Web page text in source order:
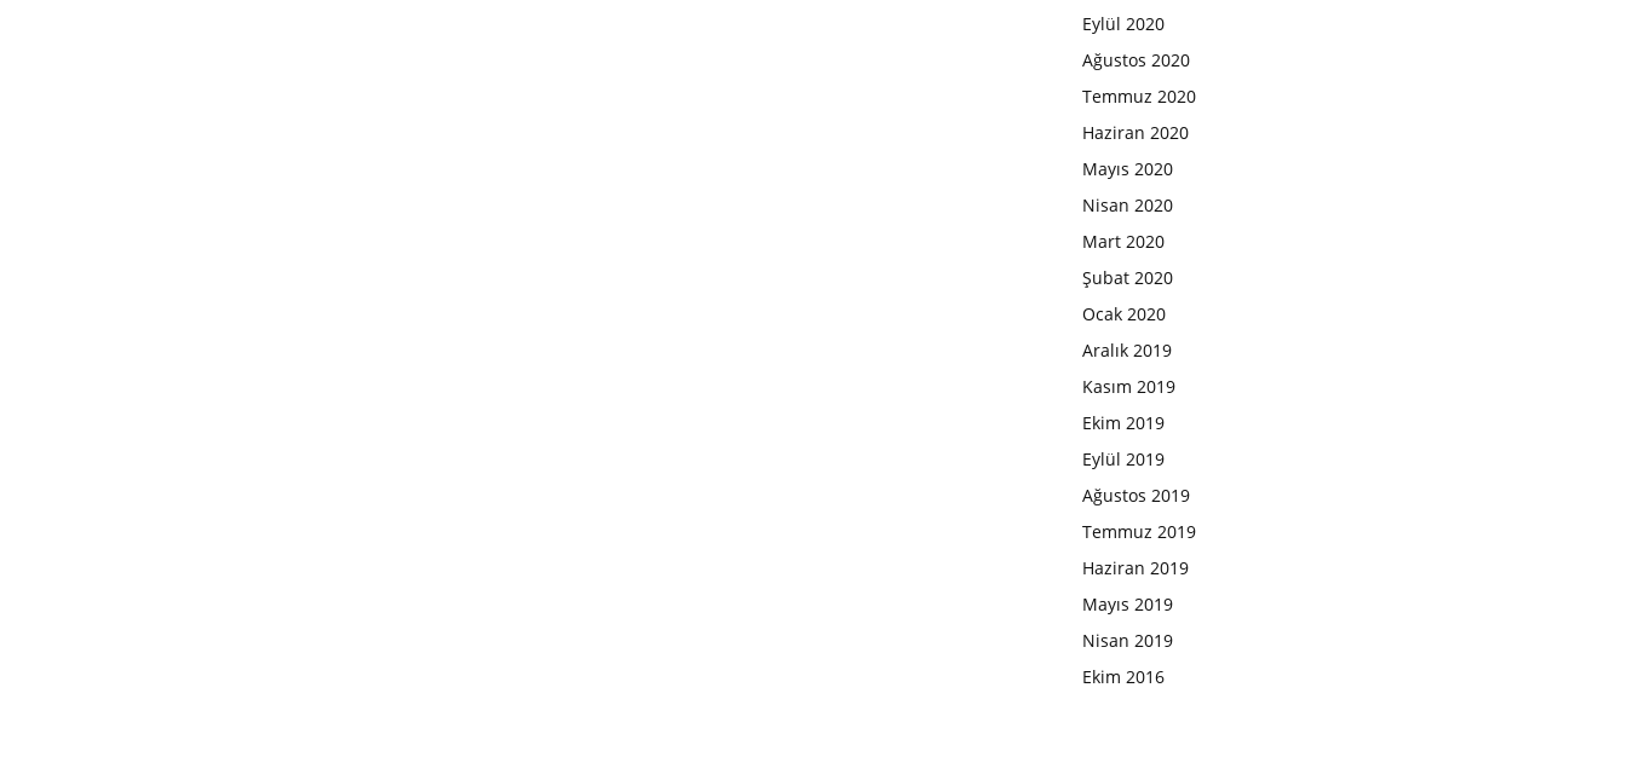
Eylül 2020
Ağustos 2020
Temmuz 2020
Haziran 2020
Mayıs 2020
Nisan 2020
Mart 2020
Şubat 2020
Ocak 2020
Aralık 2019
Kasım 2019
Ekim 2019
Eylül 2019
Ağustos 2019
Temmuz 2019
Haziran 2019
Mayıs 2019
Nisan 2019
Ekim 2016